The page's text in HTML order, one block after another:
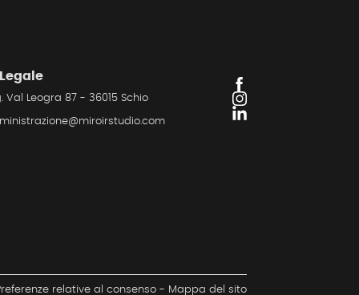
Val Leogra 87 - 36015 Schio
relative al consenso - Mappa del sito